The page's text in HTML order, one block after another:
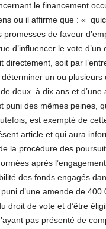
le financement
ou il affirme que : «
de faveur
d’influencer le vote
directement, soit par
un ou plusieurs
deux à dix ans et d’une
puni des mêmes peines,
est exempté de
article et qui aura
la procédure des
après
des fonds engagés
d’une amende de 400
droit de vote et d’être
pas présenté de